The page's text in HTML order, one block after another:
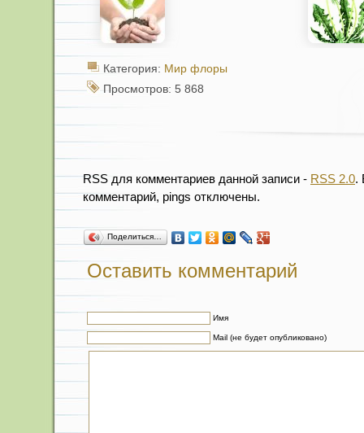
Категория: Мир флоры
Просмотров: 5 868
RSS для комментариев данной записи - RSS 2.0.
комментарий, pings отключены.
Поделиться…
Оставить комментарий
Имя
Mail (не будет опубликовано)